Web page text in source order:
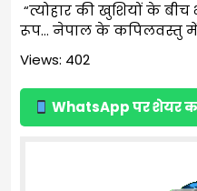
“त्योहार की खुशियों के बीच
रूप… नेपाल के कपिलवस्तु में
Views: 402
WhatsApp पर शेयर